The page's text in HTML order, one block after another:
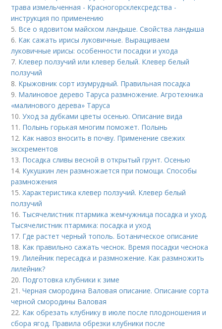
трава измельченная - Красногорсклексредства -
инструкция по применению
5. Все о ядовитом майском ландыше. Свойства ландыша
6. Как сажать ирисы луковичные. Выращиваем
луковичные ирисы: особенности посадки и ухода
7. Клевер ползучий или клевер белый. Клевер белый
ползучий
8. Крыжовник сорт изумрудный. Правильная посадка
9. Малиновое дерево Таруса размножение. Агротехника
«малинового дерева» Таруса
10.Уход за дубками цветы осенью. Описание вида
11. Полынь горькая многим поможет. Полынь
12. Как навоз вносить в почву. Применение свежих
экскрементов
13. Посадка сливы весной в открытый грунт. Осенью
14. Кукушкин лен размножается при помощи. Способы
размножения
15.Характеристика клевер ползучий. Клевер белый
ползучий
16. Тысячелистник птармика жемчужница посадка и уход.
Тысячелистник птармика: посадка и уход
17. Где растет черный тополь. Ботаническое описание
18. Как правильно сажать чеснок. Время посадки чеснока
19.Лилейник пересадка и размножение. Как размножить
лилейник?
20. Подготовка клубники к зиме
21.Черная смородина Валовая описание. Описание сорта
черной смородины Валовая
22. Как обрезать клубнику в июле после плодоношения и
сбора ягод. Правила обрезки клубники после